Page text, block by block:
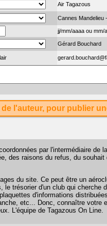
Air Tagazous
Cannes Mandelieu
jj/mm/aaaa ou mm/
Gérard Bouchard
l'auteur, pour publier
par l'intermédiaire de
des raisons du refus, du souhait
du site. Ce peut être un
trésorier d'un club qui cherche
d'informations
etc... Donc, connaître votre
L'équipe de Tagazous On Line.